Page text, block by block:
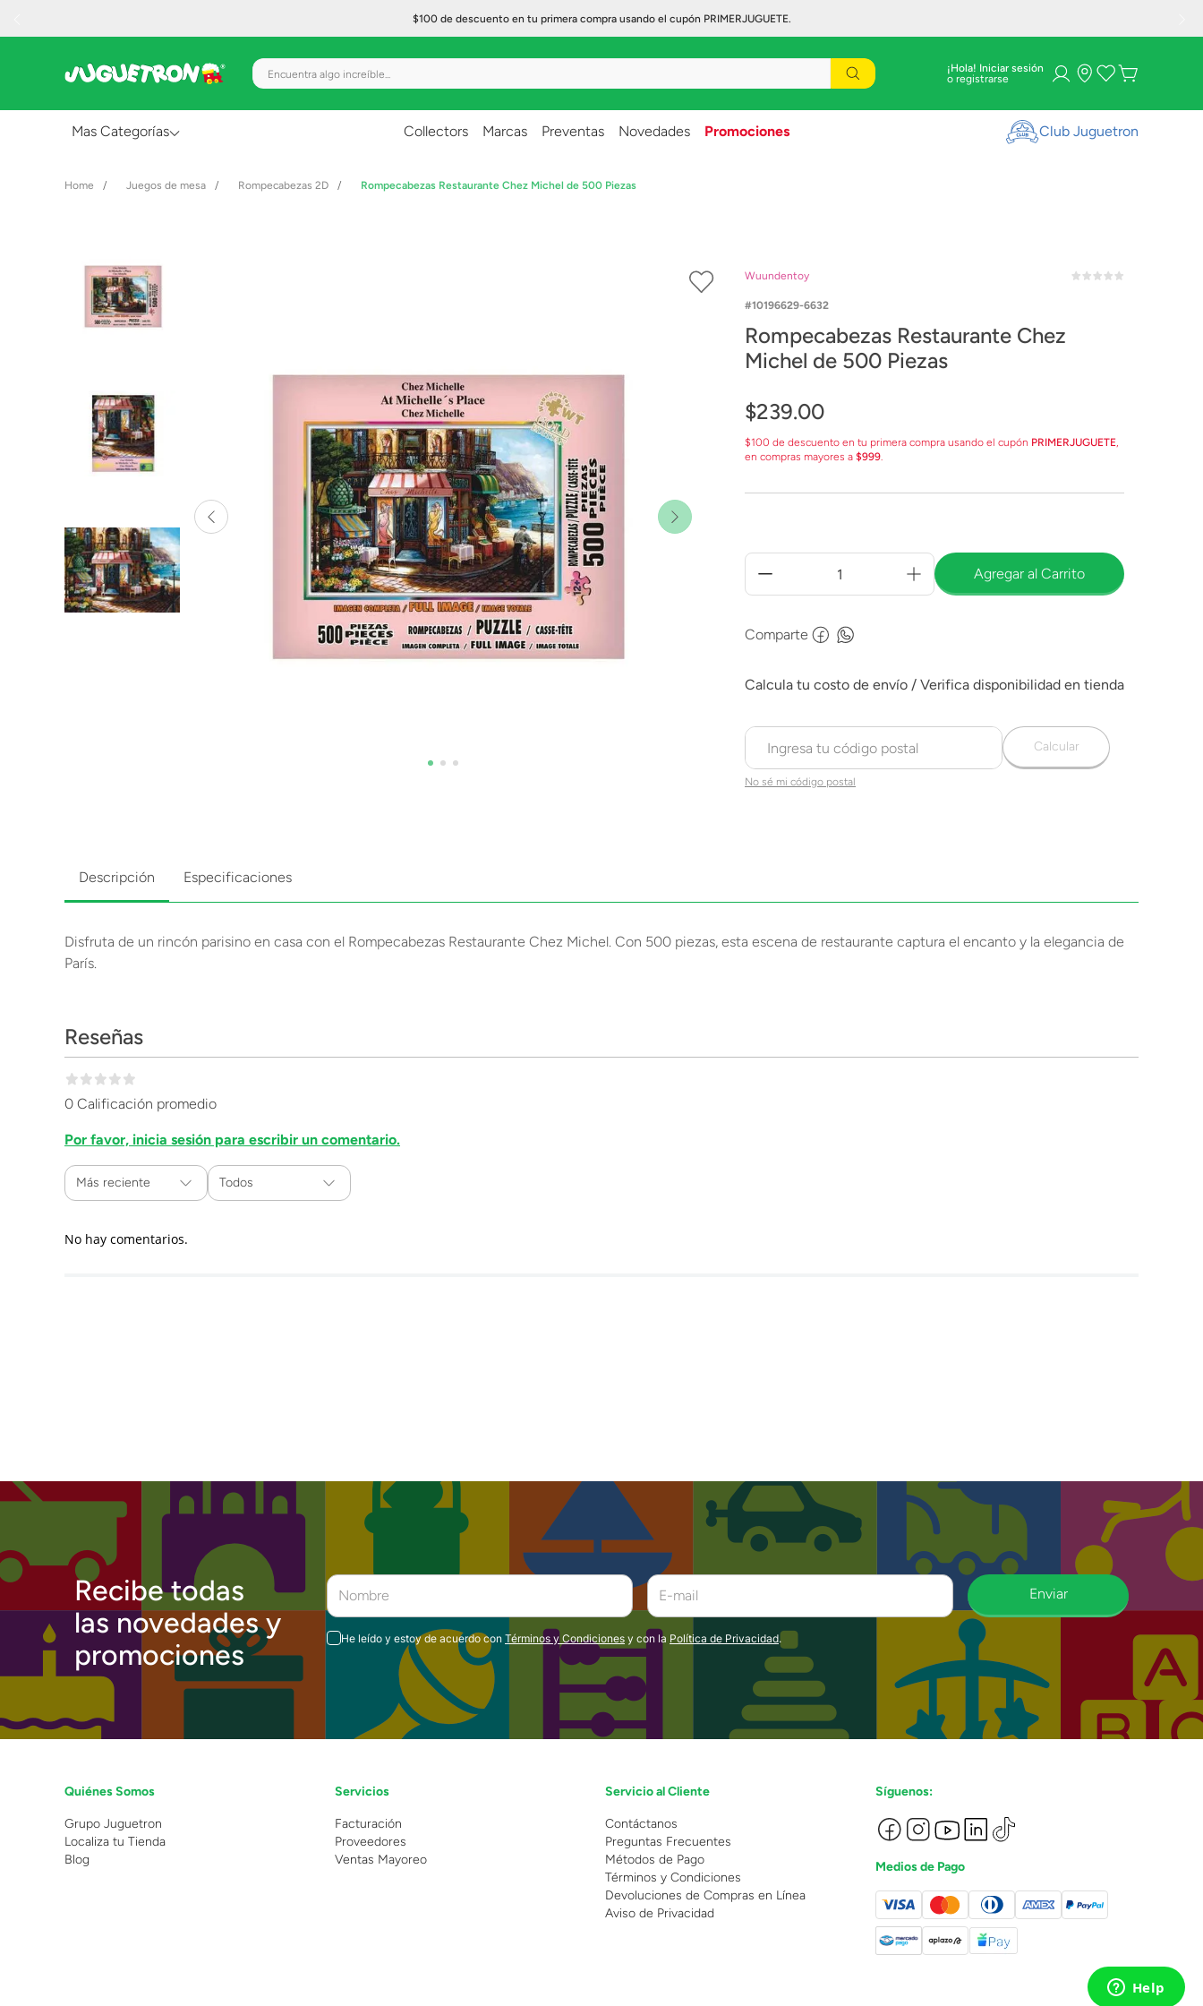
$100 de descuento en tu primera compra usando el cupón PRIMERJUGUETE.
Encuentra algo increíble... ¡Hola! Iniciar sesión
Mas Categorías
Creatividad y Arte
Figuras de Acción
Lanzadores
Muñecas
Peluches
Vehículos y Pistas
Collectors Marcas Preventas Novedades Promociones Club Juguetron
Juegos de mesa Rompecabezas 2D Rompecabezas Restaurante Chez Michel de 500 Piezas
Wuundentoy
10196629-6632
Rompecabezas Restaurante Chez
Michel de 500 Piezas
$239.00
$100 de descuento en tu primera compra usando el cupón PRIMERJUGUETE,
en compras mayores a $999.
Agregar al Carrito
Comparte
No sé mi código postal
Calcular
Descripción Especificaciones
Disfruta de un rincón parisino en casa con el Rompecabezas Restaurante Chez Michel. Con 500 piezas, esta escena de restaurante captura el encanto y la elegancia de
París.
Reseñas
0 Calificación promedio
Por favor, inicia sesión para escribir un comentario.
Más reciente Todos
No hay comentarios.
Recibe todas
las novedades y
promociones
Enviar
He leído y estoy de acuerdo con Términos y Condiciones y con la Política de Privacidad.
Quiénes Somos
Grupo Juguetron
Localiza tu Tienda
Blog
Servicios
Facturación
Proveedores
Ventas Mayoreo
Servicio al Cliente
Contáctanos
Preguntas Frecuentes
Métodos de Pago
Términos y Condiciones
Devoluciones de Compras en Línea
Aviso de Privacidad
Síguenos:
Medios de Pago